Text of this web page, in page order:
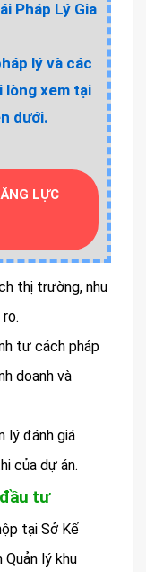
Pháp Lý Gia
lý và các
lòng xem tại
dưới.
LỰC
thị trường, nhu
tư cách pháp
doanh và
lý đánh giá
của dự án.
tư
tại Sở Kế
lý khu